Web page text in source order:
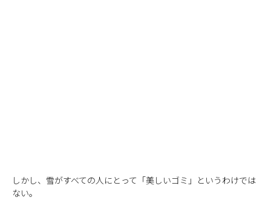
しかし、雪がすべての人にとって「美しいゴミ」というわけでは
ない。